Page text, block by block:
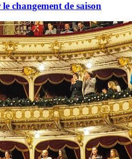
changement de saison